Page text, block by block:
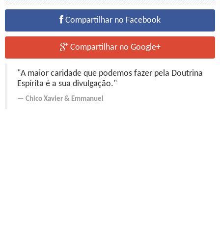
Compartilhar no Facebook
Compartilhar no Google+
"A maior caridade que podemos fazer pela Doutrina
Espírita é a sua divulgação."
Chico Xavier & Emmanuel